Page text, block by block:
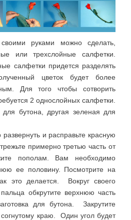
руками можно сделать,
или трехслойные салфетки.
салфетки придется разделять
цветок будет более
Для того чтобы сотворить
2 однослойных салфетки.
бутона, другая зеленая для
и расправьте красную
примерно третью часть от
пополам. Вам необходимо
ее половину. Посмотрите на
это делается. Вокруг своего
пальца обкрутите верхнюю часть
для бутона. Закрутите
краю. Один угол будет